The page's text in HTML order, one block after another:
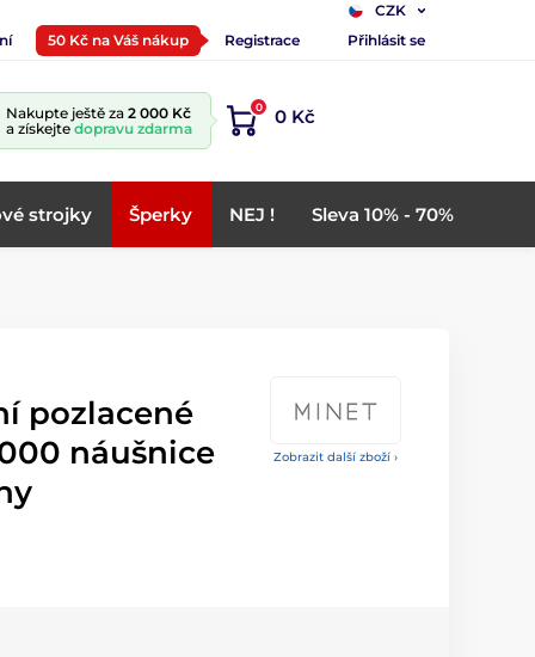
CZK
50 Kč na Váš nákup Registrace Přihlásit se
Nakupte ještě za 2 000 Kč
a získejte dopravu zdarma
0 0 Kč
strojky Šperky NEJ ! Sleva 10% - 70%
Zobrazit další zboží ›
pozlacené
náušnice